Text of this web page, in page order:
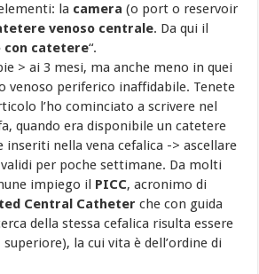
la camera (o port o reservoir
venoso centrale. Da qui il
con catetere“.
> ai 3 mesi, ma anche meno in quei
venoso periferico inaffidabile. Tenete
l’ho cominciato a scrivere nel
quando era disponibile un catetere
nella vena cefalica -> ascellare
per poche settimane. Da molti
impiego il PICC, acronimo di
Central Catheterche con guida
della stessa cefalica risulta essere
superiore), la cui vita è dell’ordine di